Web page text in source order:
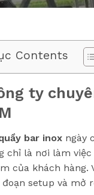
Contents
ty
bar inox ngày
chỉ là nơi làm
của khách hàng.
setup và mở